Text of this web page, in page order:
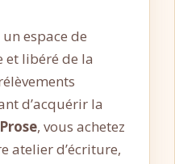
espace de
et libéré de la
d’acquérir la
, vous achetez
atelier d’écriture,